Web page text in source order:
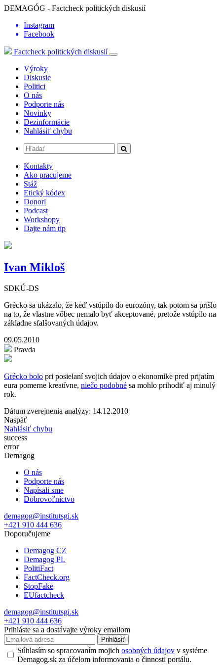
DEMAGÓG - Factcheck politických diskusií
Instagram
Facebook
Factcheck politických diskusií
Výroky
Diskusie
Politici
O nás
Podporte nás
Novinky
Dezinformácie
Nahlásiť chybu
Kontakty
Ako pracujeme
Stáž
Etický kódex
Donori
Podcast
Workshopy
Dajte nám tip
Ivan Mikloš
SDKÚ-DS
Grécko sa ukázalo, že keď vstúpilo do eurozóny, tak potom sa prišlo
na to, že vlastne vôbec nemalo byť akceptované, pretože vstúpilo na
základne sfalšovaných údajov.
09.05.2010
Pravda
Grécko bolo pri posielaní svojich údajov o ekonomike pred prijatím
eura pomerne kreatívne, niečo podobné sa mohlo prihodiť aj minulý
rok.
Dátum zverejnenia analýzy: 14.12.2010
Naspäť
Nahlásiť chybu
success
error
Demagog
O nás
Podporte nás
Napísali sme
Dobrovoľníctvo
demagog@institutsgi.sk
+421 910 444 636
Doporučujeme
Demagog CZ
Demagog PL
PolitiFact
FactCheck.org
StopFake
EUfactcheck
demagog@institutsgi.sk
+421 910 444 636
Prihláste sa a dostávajte výroky emailom
Prihlásiť
Súhlasím so spracovaním mojich osobných údajov v systéme
Demagog.sk za účelom informovania o činnosti portálu.